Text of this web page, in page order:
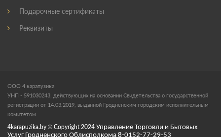
Подарочные сертификаты
Реквизиты
ООО 4 карапузика
УНП - 591030243, действующих на основании Свидетельства о государственной
регистрации от 14.03.2019, выданной Гродненским городским исполнительным
комитетом
4karapuzika.by © Copyright 2024 Управление Торговли и Бытовых
Услуг Гродненского Облисполкома 8-0152-77-29-53